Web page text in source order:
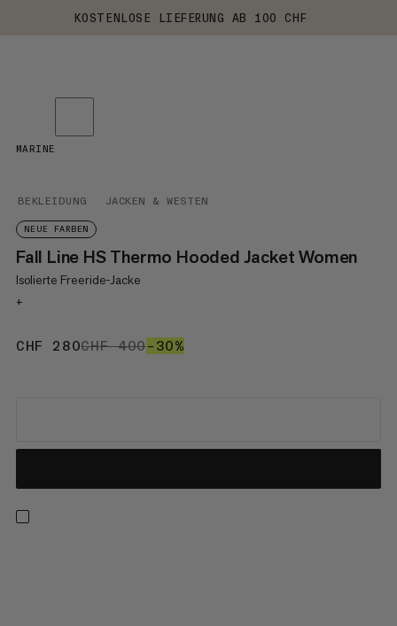
KOSTENLOSE LIEFERUNG AB 100 CHF
BEKLEIDUNG JACKEN & WESTEN
NEUE FARBEN
Fall Line HS Thermo Hooded Jacket Women
Isolierte Freeride-Jacke
+
CHF 280CHF 280
CHF 400CHF 400
–30%
MARINE